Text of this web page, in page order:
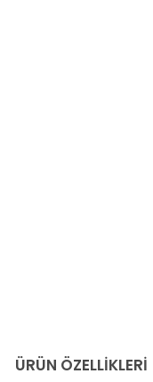
ÜRÜN ÖZELLIKLERI